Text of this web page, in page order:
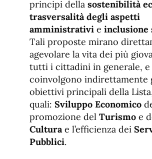
principi della sostenibilità
trasversalità degli aspetti
amministrativi e inclusione
Tali proposte mirano
agevolare la vita dei più
tutti i cittadini in generale,
coinvolgono indirettamente
obiettivi principali della
quali: Sviluppo Economico
promozione del Turismo e
Culturae l’efficienza dei
Pubblici.